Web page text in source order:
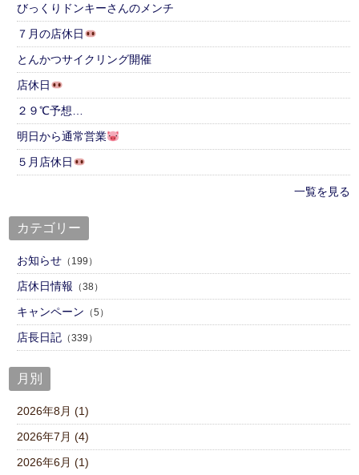
びっくりドンキーさんのメンチ
７月の店休日
とんかつサイクリング開催
店休日
２９℃予想…
明日から通常営業
５月店休日
一覧を見る
カテゴリー
お知らせ （199）
店休日情報 （38）
キャンペーン （5）
店⾧日記 （339）
月別
2026年8月 (1)
2026年7月 (4)
2026年6月 (1)